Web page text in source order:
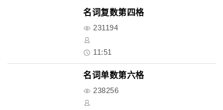
名词复数第四格
231194
11:51
名词单数第六格
238256